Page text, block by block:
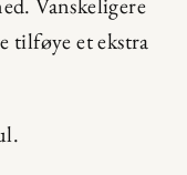
tilføye et ekstra